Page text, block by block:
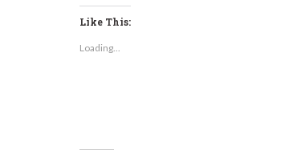
Facebook
(Opens
in
window)
Like This:
Loading...